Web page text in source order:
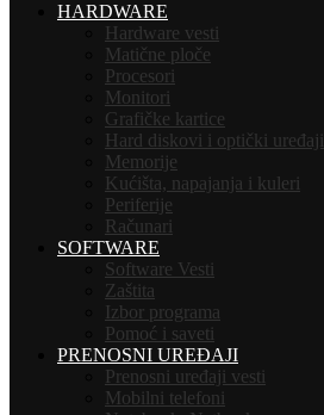
HARDWARE
Hardware vesti
Matične ploče
Procesori
Monitori
Grafičke kartice
Hard diskovi i optički uređaji
Memorije
Kućišta, napajanja i kuleri
Periferije
Računari
SOFTWARE
Software Vesti
Zaštita
Izbor programa
Pomoć i saveti
PRENOSNI UREĐAJI
Prenosni uređaji vesti
Mobilni telefoni